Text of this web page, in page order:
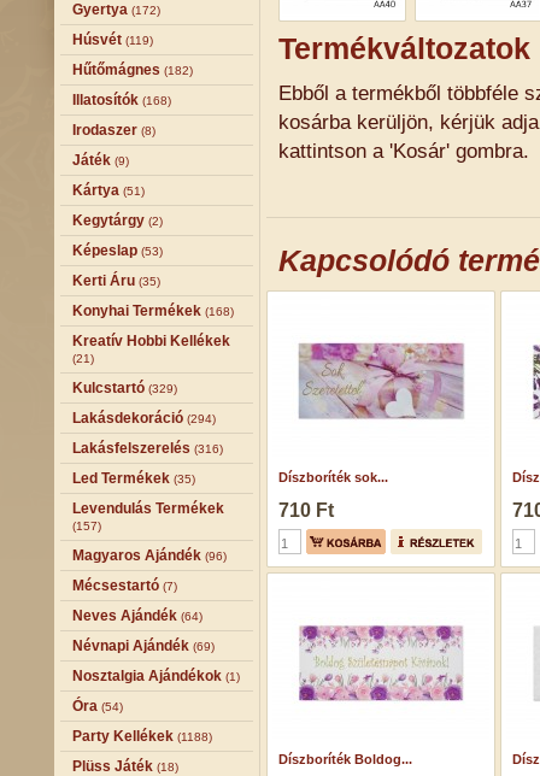
Gyertya (172)
Húsvét (119)
Hűtőmágnes (182)
Illatosítók (168)
Irodaszer (8)
Játék (9)
Kártya (51)
Kegytárgy (2)
Képeslap (53)
Kerti Áru (35)
Konyhai Termékek (168)
Kreatív Hobbi Kellékek
(21)
Kulcstartó (329)
Lakásdekoráció (294)
Lakásfelszerelés (316)
Led Termékek (35)
Levendulás Termékek
(157)
Magyaros Ajándék (96)
Mécsestartó (7)
Neves Ajándék (64)
Névnapi Ajándék (69)
Nosztalgia Ajándékok (1)
Óra (54)
Party Kellékek (1188)
Plüss Játék (18)
Termékváltozatok
Ebből a termékből többféle
kosárba kerüljön, kérjük
kattintson a 'Kosár' gombra.
Kapcsolódó
Díszboríték sok...
710 Ft
Díszboríték Boldog...